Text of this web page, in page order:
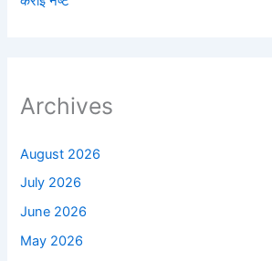
Archives
August 2026
July 2026
June 2026
May 2026